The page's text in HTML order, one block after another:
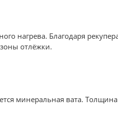
нагрева. Благодаря
отлёжки.
минеральная вата.